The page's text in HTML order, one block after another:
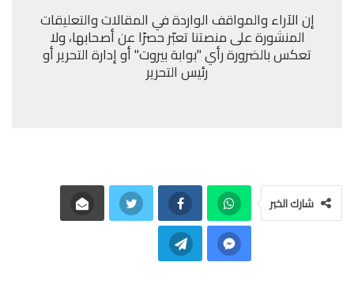
إن الآراء والمواقف الواردة في المقالات والتعليقات
المنشورة على منصتنا تعبّر حصرًا عن أصحابها، ولا
تعكس بالضرورة رأي "بوابة بيروت" أو إدارة التحرير أو
رئيس التحرير
شارك الخبر